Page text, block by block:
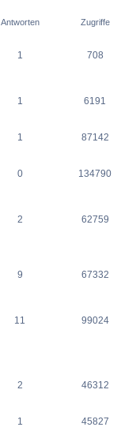
Antworten Zugriffe
1 708
1 6191
1 87142
0 134790
2 62759
9 67332
11 99024
2 46312
1 45827